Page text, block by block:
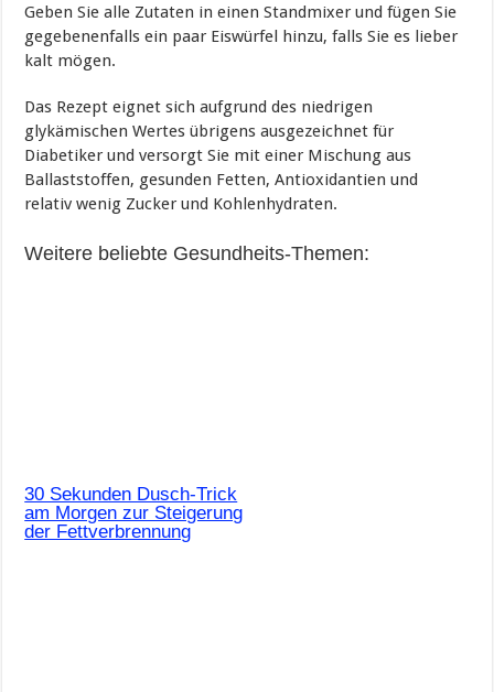
Geben Sie alle Zutaten in einen Standmixer und fügen Sie
gegebenenfalls ein paar Eiswürfel hinzu, falls Sie es lieber
kalt mögen.
Das Rezept eignet sich aufgrund des niedrigen
glykämischen Wertes übrigens ausgezeichnet für
Diabetiker und versorgt Sie mit einer Mischung aus
Ballaststoffen, gesunden Fetten, Antioxidantien und
relativ wenig Zucker und Kohlenhydraten.
Weitere beliebte Gesundheits-Themen:
30 Sekunden Dusch-Trick
am Morgen zur Steigerung
der Fettverbrennung